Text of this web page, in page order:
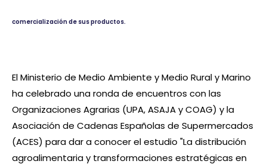
comercialización de sus productos.
El Ministerio de Medio Ambiente y Medio Rural y Marino
ha celebrado una ronda de encuentros con las
Organizaciones Agrarias (UPA, ASAJA y COAG) y la
Asociación de Cadenas Españolas de Supermercados
(ACES) para dar a conocer el estudio "La distribución
agroalimentaria y transformaciones estratégicas en